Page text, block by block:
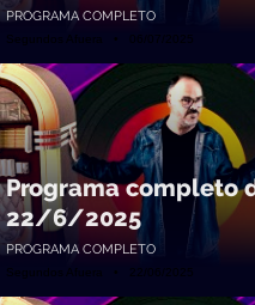
PROGRAMA COMPLETO
Segundos Afuera • 06/07/2025
Programa completo
22/6/2025
PROGRAMA COMPLETO
Segundos Afuera • 22/06/2025